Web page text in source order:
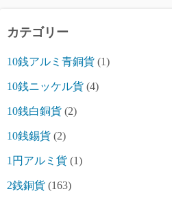
カテゴリー
10銭アルミ青銅貨 (1)
10銭ニッケル貨 (4)
10銭白銅貨 (2)
10銭錫貨 (2)
1円アルミ貨 (1)
2銭銅貨 (163)